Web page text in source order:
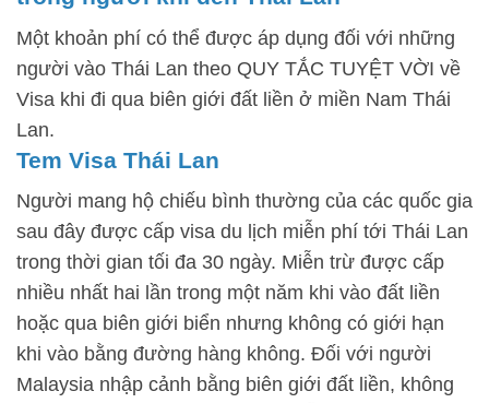
Một khoản phí có thể được áp dụng đối với những
người vào Thái Lan theo QUY TẮC TUYỆT VỜI về
Visa khi đi qua biên giới đất liền ở miền Nam Thái
Lan.
Tem Visa Thái Lan
Người mang hộ chiếu bình thường của các quốc gia
sau đây được cấp visa du lịch miễn phí tới Thái Lan
trong thời gian tối đa 30 ngày. Miễn trừ được cấp
nhiều nhất hai lần trong một năm khi vào đất liền
hoặc qua biên giới biển nhưng không có giới hạn
khi vào bằng đường hàng không. Đối với người
Malaysia nhập cảnh bằng biên giới đất liền, không